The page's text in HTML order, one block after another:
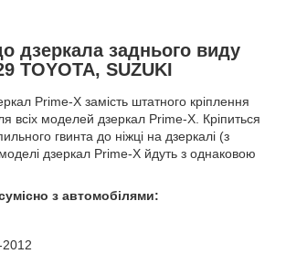
дзеркала заднього виду
TOYOTA, SUZUKI
Prime-X замість штатного кріплення
всіх моделей дзеркал Prime-X. Кріпиться
гвинта до ніжці на дзеркалі (з
дзеркал Prime-X йдуть з однаковою
з автомобілями: